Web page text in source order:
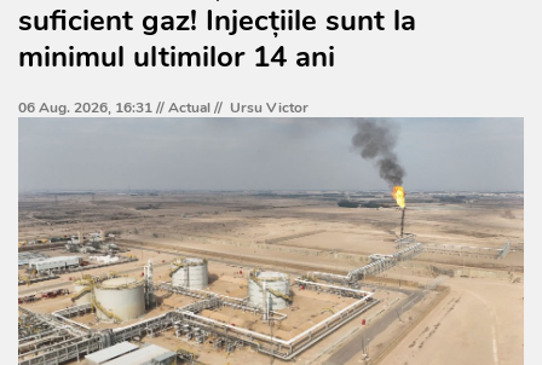
suficient gaz! Injecțiile sunt la
minimul ultimilor 14 ani
06 Aug. 2026, 16:31 //Actual// Ursu Victor